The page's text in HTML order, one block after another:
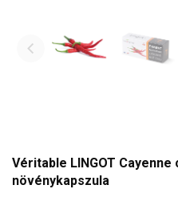
Véritable LINGOT Cayenne
növénykapszula